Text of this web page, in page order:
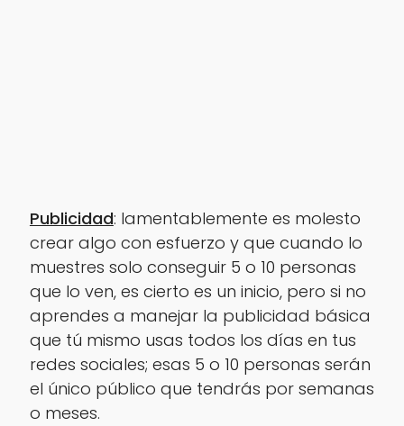
Publicidad: lamentablemente es molesto
crear algo con esfuerzo y que cuando lo
muestres solo conseguir 5 o 10 personas
que lo ven, es cierto es un inicio, pero si no
aprendes a manejar la publicidad básica
que tú mismo usas todos los días en tus
redes sociales; esas 5 o 10 personas serán
el único público que tendrás por semanas
o meses.